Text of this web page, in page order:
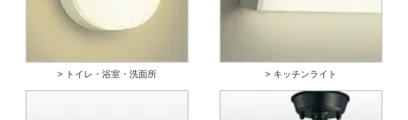
> トイレ・浴室・洗面所 > キッチンライト